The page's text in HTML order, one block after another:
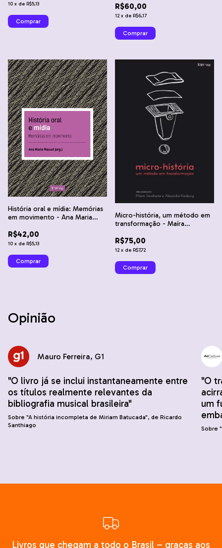
10 x de R$5,13 R$60,00
12 x de R$6,17
História oral e mídia: Memórias
em movimento - Ana Maria
R$42,00
10 x de R$5,13
Micro-história, um método em
transformação - Maíra
Karsburg
R$75,00
12 x de R$7,72
Opinião
Mauro Ferreira, G1
"O livro já se inclui instantaneamente entre
os títulos realmente relevantes da
bibliografia musical brasileira"
Sobre "A história incompleta de Miriam Batucada", de Ricardo
Santhiago
"O
um
Sobre
Livros que chegam a todo o Brasil – graças aos